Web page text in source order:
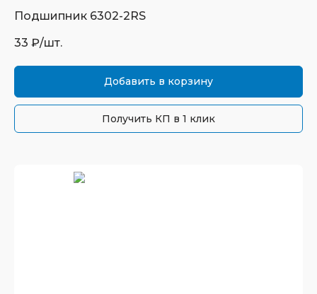
Подшипник 6302-2RS
33 ₽/шт.
Добавить в корзину
Получить КП в 1 клик